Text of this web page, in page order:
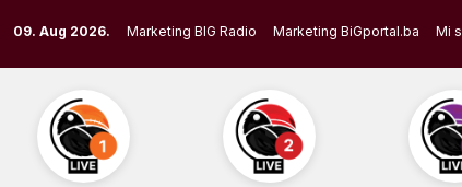
to
content
09. Aug 2026. Marketing BIG Radio Marketing BiGportal.ba Mi